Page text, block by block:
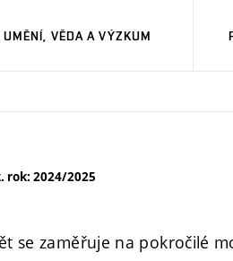
UMĚNÍ, VĚDA A VÝZKUM
rok: 2024/2025
se zaměřuje na pokročilé